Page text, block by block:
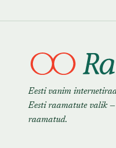
Eesti vanim
Eesti raamatute valik
raamatud.